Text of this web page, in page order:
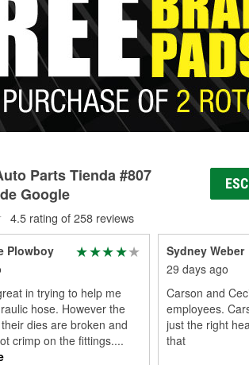
Parts Tienda #807
Google
4.5 rating of 258 reviews
Plowboy
in trying to help me
hose. However the
dies are broken and
crimp on the fittings....
Sydney Weber
29 days ago
Carson and
employees.
just the right
that